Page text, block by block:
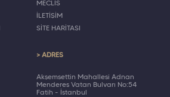
MECLİS
İLETİŞİM
SİTE HARİTASI
> ADRES
Akşemsettin Mahallesi Adnan
Menderes Vatan Bulvarı No:54
Fatih - İstanbul